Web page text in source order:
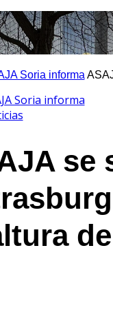
Soria informa
Soria informa
se